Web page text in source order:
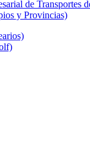
de Transportes
y Provincias)